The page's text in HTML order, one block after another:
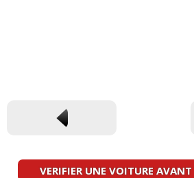
VERIFIER UNE VOITURE